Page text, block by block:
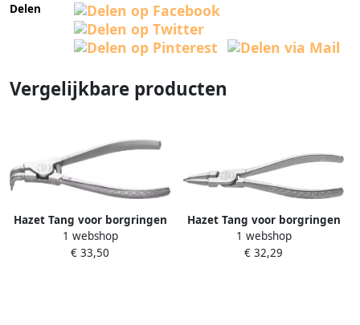
Delen
Vergelijkbare producten
Hazet Tang voor borgringen
1846D-1 · Lengte: 140 mm
1 webshop
€ 33,50
Hazet Tang voor borgringen
1846A-1 · Lengte: 140 mm
1 webshop
€ 32,29